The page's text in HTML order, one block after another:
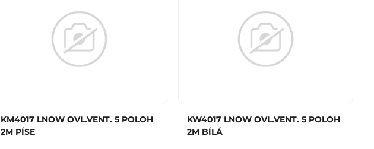
KM4017 LNOW OVL.VENT. 5 POLOH
2M PÍSE
KW4017 LNOW OVL.VENT. 5 POLOH
2M BÍLÁ